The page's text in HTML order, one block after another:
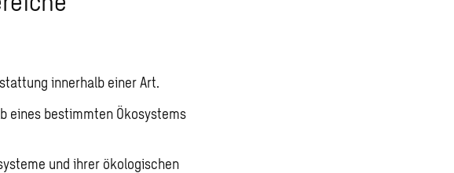
innerhalb einer Art.
eines bestimmten Ökosystems
und ihrer ökologischen